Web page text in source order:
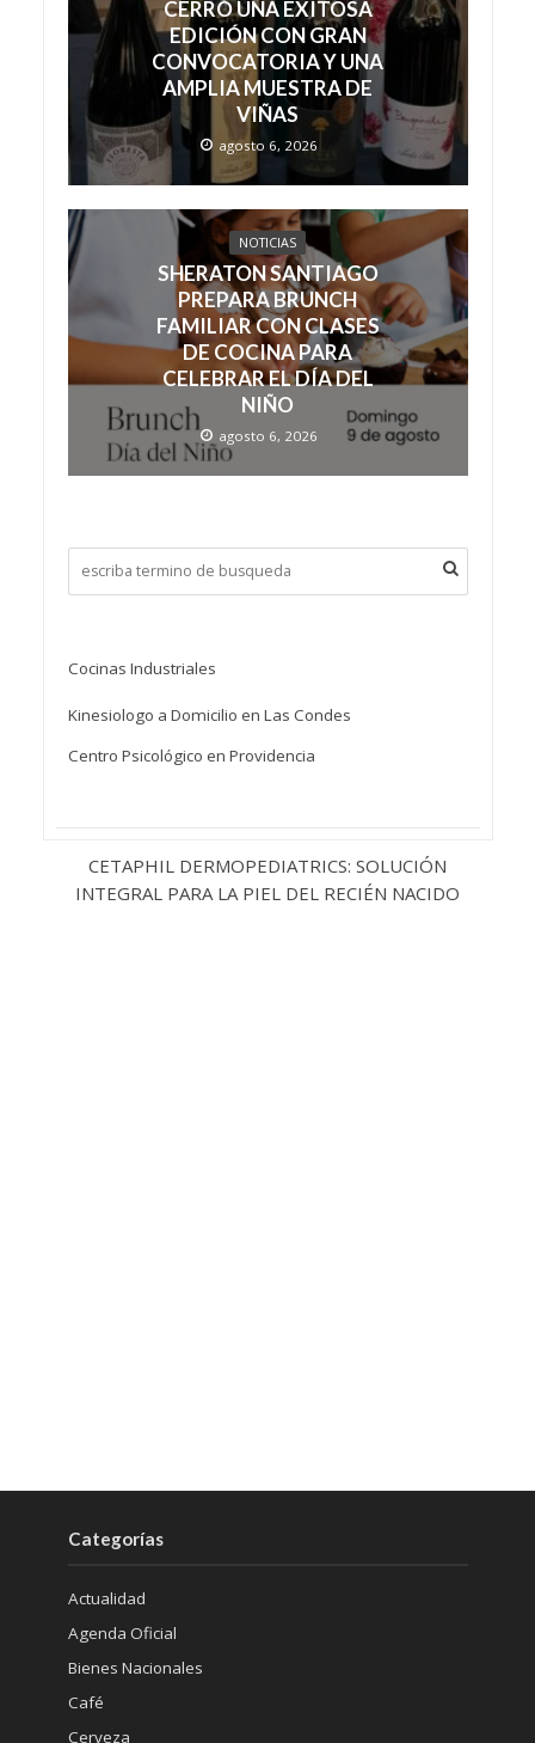
CERRÓ UNA EXITOSA
EDICIÓN CON GRAN
CONVOCATORIA Y UNA
AMPLIA MUESTRA DE
VIÑAS
agosto 6, 2026
NOTICIAS
SHERATON SANTIAGO
PREPARA BRUNCH
FAMILIAR CON CLASES
DE COCINA PARA
CELEBRAR EL DÍA DEL
NIÑO
agosto 6, 2026
Cocinas Industriales
Kinesiologo a Domicilio en Las Condes
Centro Psicológico en Providencia
CETAPHIL DERMOPEDIATRICS: SOLUCIÓN
INTEGRAL PARA LA PIEL DEL RECIÉN NACIDO
Categorías
Actualidad
Agenda Oficial
Bienes Nacionales
Café
Cerveza